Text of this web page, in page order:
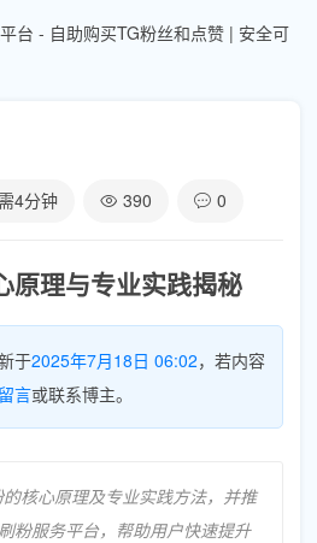
台 - 自助购买TG粉丝和点赞 | 安全可
4分钟 390 0
原理与专业实践揭秘
于2025年7月18日 06:02，若内容
留言或联系博主。
核心原理及专业实践方法，并推
粉服务平台，帮助用户快速提升